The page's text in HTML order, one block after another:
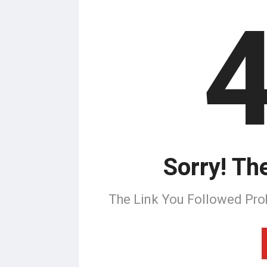
Sorry!
The Link You Followed